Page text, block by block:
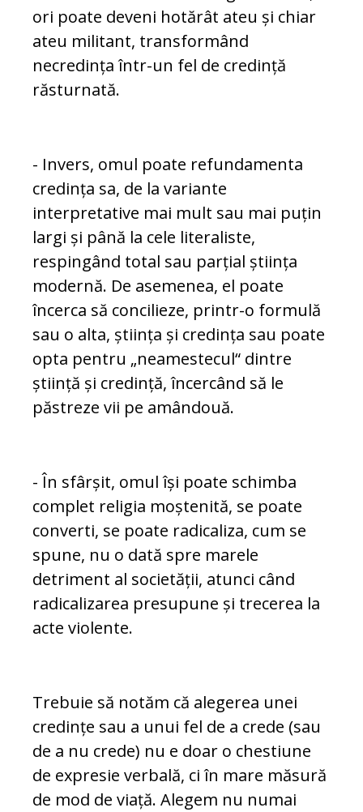
ori poate deveni hotărât ateu și chiar
ateu militant, transformând
necredința în­tr-un fel de credință
răsturnată.
- Invers, omul poate refundamenta
credința sa, de la variante
interpretative mai mult sau mai pu­țin
largi și până la cele literaliste,
respingând total sau parțial știința
modernă. De asemenea, el poate
încerca să concilieze, printr-o formulă
sau o alta, știința și credința sau poate
opta pentru „nea­mes­tecul“ dintre
știință și credință, încercând să le
păstreze vii pe amândouă.
- În sfârșit, omul își poate schimba
complet re­li­gia moștenită, se poate
converti, se poate radi­ca­li­za, cum se
spune, nu o dată spre marele
detriment al societății, atunci când
radicalizarea pre­su­pune și trecerea la
acte violente.
Trebuie să notăm că alegerea unei
credințe sau a unui fel de a crede (sau
de a nu cre­de) nu e doar o chestiune
de expresie ver­bală, ci în mare măsură
de mod de viață. Alegem nu numai